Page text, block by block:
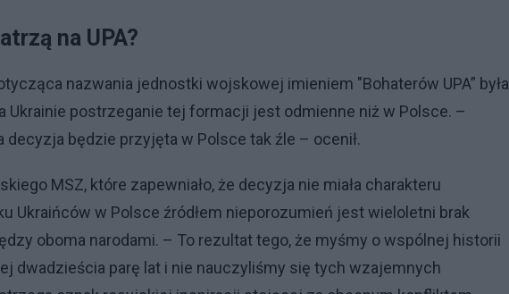
na UPA?
nazwania jednostki wojskowej imieniem "Bohaterów UPA” była
Ukrainie postrzeganie tej formacji jest odmienne niż w Polsce. –
decyzja będzie przyjęta w Polsce tak źle – ocenił.
MSZ, które zapewniało, że decyzja nie miała charakteru
Ukraińców w Polsce źródłem nieporozumień jest wieloletni brak
oboma narodami. – To rezultat tego, że myśmy o wspólnej historii
dwadzieścia parę lat i nie nauczyliśmy się tych wzajemnych